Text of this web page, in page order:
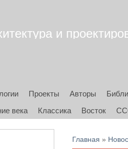
и
Проекты Авторы
века Классика Восток
Вы здесь
Главная »